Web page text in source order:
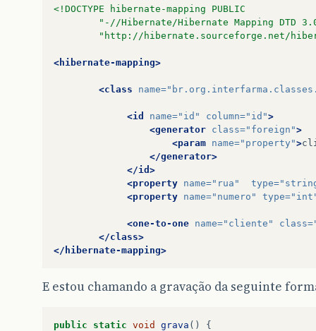
<!DOCTYPE hibernate-mapping PUBLIC
"-//Hibernate/Hibernate Mapping DTD
"http://hibernate.sourceforge.net/
<hibernate-mapping>
<class name=
<id name="id" column="id">
<generator class="foreign">
<param name="property">
</generator>
</id>
<property name="rua" type=
<property name="numero" type=
<one-to-one name="cliente" class=
</class>
</hibernate-mapping>
E estou chamando a gravação da seguinte
public static void grava () {